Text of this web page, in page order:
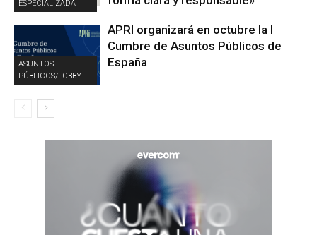
ESPECIALIZADA
ASUNTOS
PÚBLICOS/LOBBY
APRI organizará en octubre la I
Cumbre de Asuntos Públicos de
España